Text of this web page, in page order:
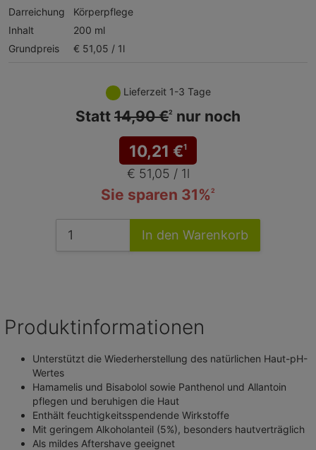
Darreichung
Körperpflege
Inhalt
200 ml
Grundpreis
€ 51,05 / 1l
Lieferzeit 1-3 Tage
Statt 14,90 €2 nur noch
10,21 €1
€ 51,05 / 1l
Sie sparen 31%2
In den Warenkorb
Produktinformationen
Unterstützt die Wiederherstellung des natürlichen Haut-pH-
Wertes
Hamamelis und Bisabolol sowie Panthenol und Allantoin
pflegen und beruhigen die Haut
Enthält feuchtigkeitsspendende Wirkstoffe
Mit geringem Alkoholanteil (5%), besonders hautverträglich
Als mildes Aftershave geeignet